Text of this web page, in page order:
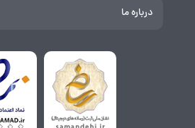
درباره ما